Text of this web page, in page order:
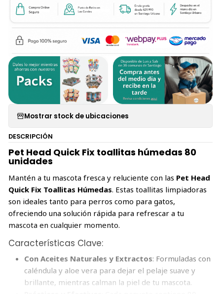
Mostrar stock de ubicaciones
DESCRIPCIÓN
Pet Head Quick Fix toallitas húmedas 80
unidades
Mantén a tu mascota fresca y reluciente con las Pet Head
Quick Fix Toallitas Húmedas. Estas toallitas limpiadoras
son ideales tanto para perros como para gatos,
ofreciendo una solución rápida para refrescar a tu
mascota en cualquier momento.
Características Clave:
Con Aceites Naturales y Extractos: Formuladas con
caléndula y aloe vera para dejar el pelaje suave y
brillante, mientras calman la piel de tu mascota.